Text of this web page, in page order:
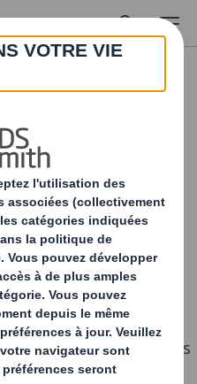
comment
vos
formidable évolution
se trouvent et à
journée, ils peuvent
en ligne des produits
de l’e-